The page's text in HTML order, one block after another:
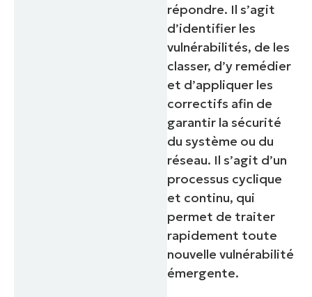
répondre. Il s’agit
d’identifier les
vulnérabilités, de les
classer, d’y remédier
et d’appliquer les
correctifs afin de
garantir la sécurité
du système ou du
réseau. Il s’agit d’un
processus cyclique
et continu, qui
permet de traiter
rapidement toute
nouvelle vulnérabilité
émergente.